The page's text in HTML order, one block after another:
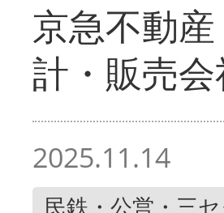
京急不動
計・販売
2025.11.14
民鉄・公営・三セ